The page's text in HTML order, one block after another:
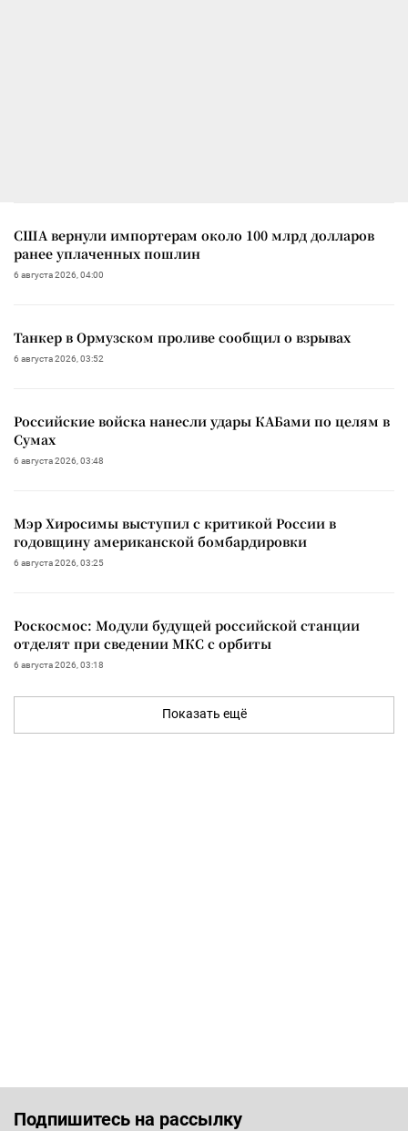
США вернули импортерам около 100 млрд долларов
ранее уплаченных пошлин
6 августа 2026, 04:00
Танкер в Ормузском проливе сообщил о взрывах
6 августа 2026, 03:52
Российские войска нанесли удары КАБами по целям в
Сумах
6 августа 2026, 03:48
Мэр Хиросимы выступил с критикой России в
годовщину американской бомбардировки
6 августа 2026, 03:25
Роскосмос: Модули будущей российской станции
отделят при сведении МКС с орбиты
6 августа 2026, 03:18
Показать ещё
Подпишитесь на рассылку